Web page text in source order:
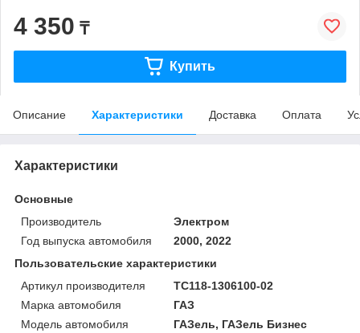
4 350 ₸
Купить
Описание Характеристики Доставка Оплата
Характеристики
Основные
Производитель
Электром
Год выпуска автомобиля
2000, 2022
Пользовательские характеристики
Артикул производителя
ТС118-1306100-02
Марка автомобиля
ГАЗ
Модель автомобиля
ГАЗель, ГАЗель Бизнес